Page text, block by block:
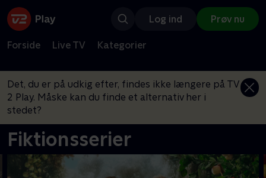
Log ind Prøv nu
Forside Live TV Kategorier
Det, du er på udkig efter, findes ikke længere på TV
2 Play. Måske kan du finde et alternativ her i
stedet?
Fiktionsserier